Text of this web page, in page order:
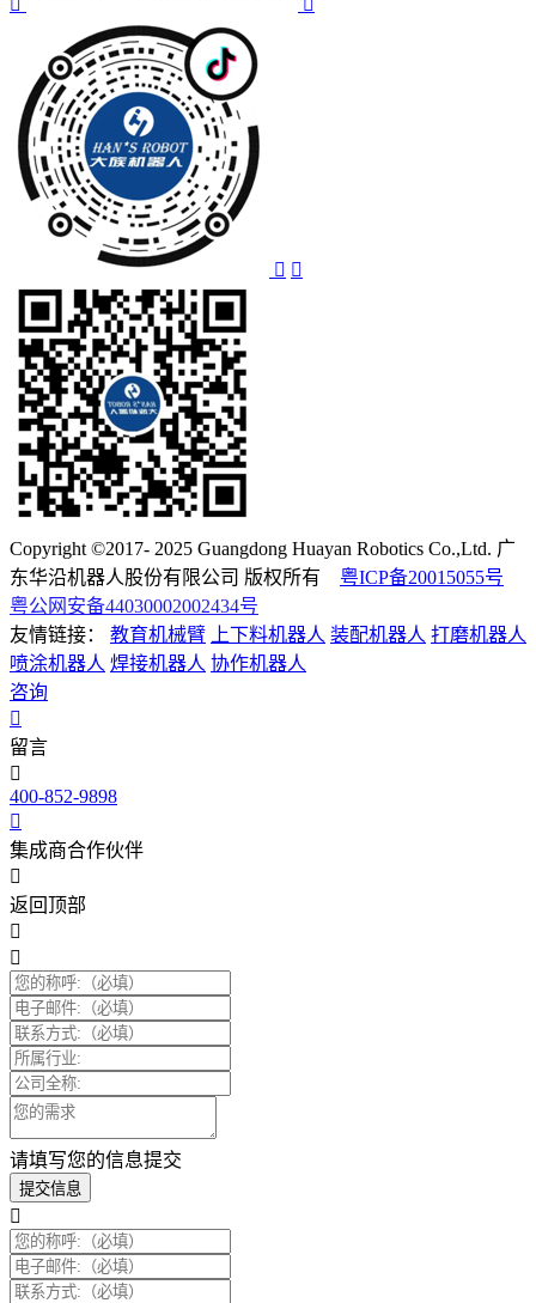
Copyright ©2017- 2025 Guangdong Huayan Robotics Co.,Ltd. 广
东华沿机器人股份有限公司 版权所有 粤ICP备20015055号
粤公网安备44030002002434号
友情链接：
教育机械臂 上下料机器人 装配机器人 打磨机器人
喷涂机器人 焊接机器人 协作机器人
咨询
留言
400-852-9898
集成商合作伙伴
返回顶部
请填写您的信息提交
提交信息